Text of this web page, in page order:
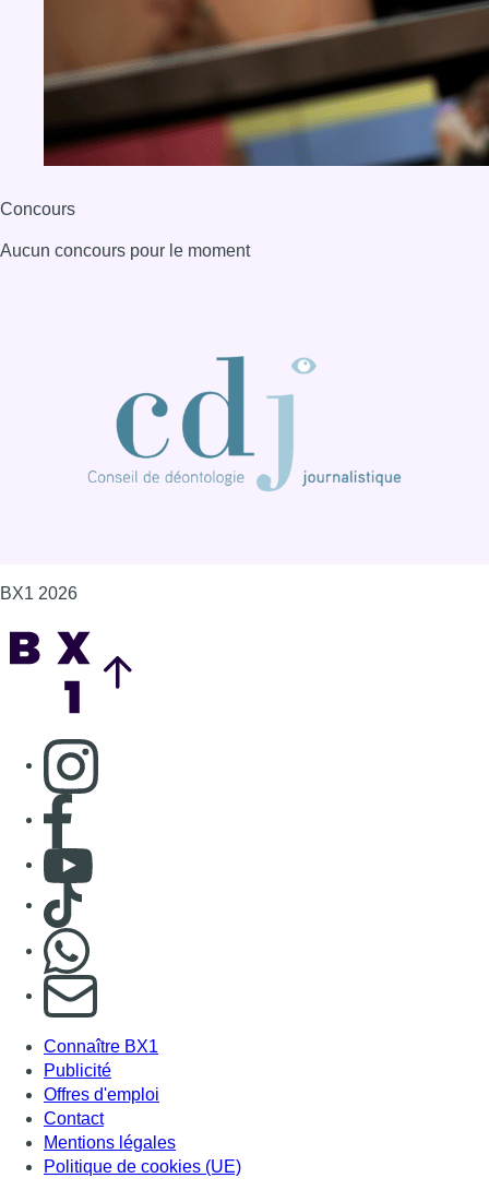
Concours
Aucun concours pour le moment
BX1 2026
Consulter page Instagram
Consulter page Facebook
Consulter Youtube
Consulter TikTok
S'abonner à notre newsletter
Connaître BX1
Publicité
Offres d'emploi
Contact
Mentions légales
Politique de cookies (UE)